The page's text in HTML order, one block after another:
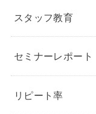
スタッフ教育
セミナーレポート
リピート率